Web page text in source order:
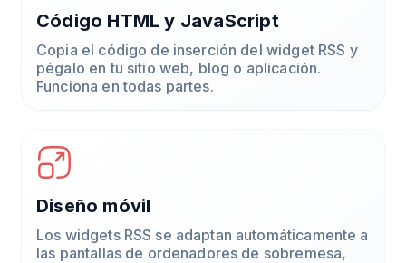
Código HTML y JavaScript
Copia el código de inserción del widget RSS y
pégalo en tu sitio web, blog o aplicación.
Funciona en todas partes.
Diseño móvil
Los widgets RSS se adaptan automáticamente a
las pantallas de ordenadores de sobremesa,